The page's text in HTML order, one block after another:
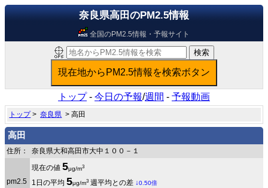
奈良県高田のPM2.5情報
全国のPM2.5情報・予報サイト
トップ- 今日の予報/週間 - 予報動画
トップ>奈良県 > 高田
高田
住所： 奈良県大和高田市大中１００－１
pm2.5
現在の値 5μg/m3
1日の平均 5μg/m3 週平均との差 ↓0.50倍